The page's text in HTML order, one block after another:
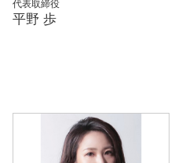
代表取締役
平野 歩